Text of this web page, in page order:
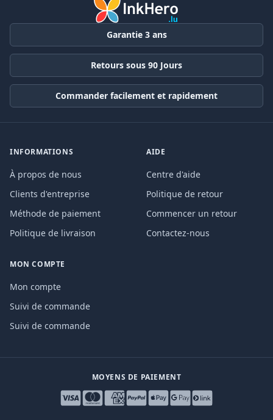
Garantie 3 ans
Retours sous 90 Jours
Commander facilement et rapidement
INFORMATIONS
À propos de nous
Clients d'entreprise
Méthode de paiement
Politique de livraison
AIDE
Centre d'aide
Politique de retour
Commencer un retour
Contactez-nous
MON COMPTE
Mon compte
Suivi de commande
Suivi de commande
MOYENS DE PAIEMENT